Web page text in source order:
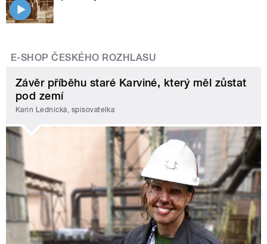
E-SHOP ČESKÉHO ROZHLASU
Závěr příběhu staré Karviné, který měl zůstat
pod zemí
Karin Lednická, spisovatelka